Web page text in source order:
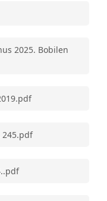
2025. Bobilen
245.pdf